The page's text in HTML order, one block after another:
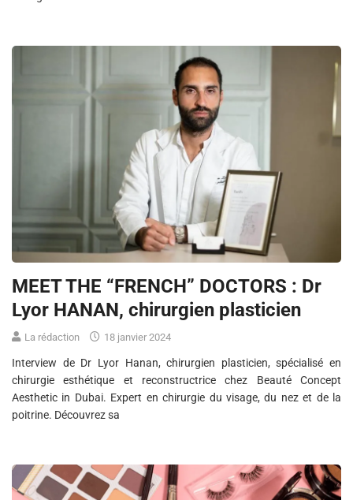
MEET THE “FRENCH” DOCTORS : Dr
Lyor HANAN, chirurgien plasticien
La rédaction 18 janvier 2024
Interview de Dr Lyor Hanan, chirurgien plasticien, spécialisé en
chirurgie esthétique et reconstructrice chez Beauté Concept
Aesthetic in Dubai. Expert en chirurgie du visage, du nez et de la
poitrine. Découvrez sa